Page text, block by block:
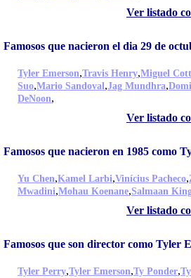
Ver listado
Famosos que nacieron el dia 29 de
Tyler Emerson,Travis Henry,Miguel
Suo,Mario Sandoval,Jag Mundhra,
DeNoon,
Ver listado
Famosos que nacieron en 1985 como
Yu Chen,Kamel Larbi,Vinícius Pacheco,
Mwadini,Mohau Koenane,Salmaan
Ver listado
Famosos que son director como Tyler
Tyler Perry,Tyler Emerson,Ty Ponder,